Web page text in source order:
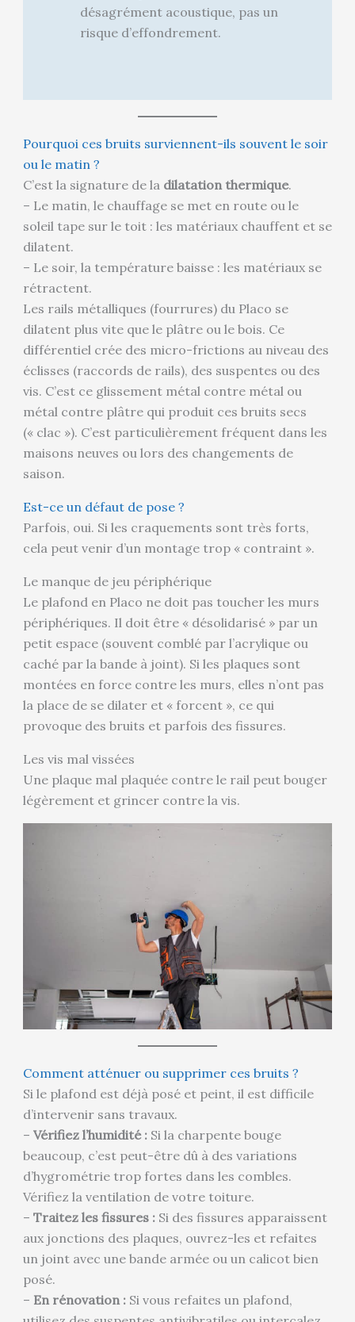
désagrément acoustique, pas un
risque d’effondrement.
Pourquoi ces bruits surviennent-ils souvent le soir
ou le matin ?
C’est la signature de la dilatation thermique.
– Le matin, le chauffage se met en route ou le
soleil tape sur le toit : les matériaux chauffent et se
dilatent.
– Le soir, la température baisse : les matériaux se
rétractent.
Les rails métalliques (fourrures) du Placo se
dilatent plus vite que le plâtre ou le bois. Ce
différentiel crée des micro-frictions au niveau des
éclisses (raccords de rails), des suspentes ou des
vis. C’est ce glissement métal contre métal ou
métal contre plâtre qui produit ces bruits secs
(« clac »). C’est particulièrement fréquent dans les
maisons neuves ou lors des changements de
saison.
Est-ce un défaut de pose ?
Parfois, oui. Si les craquements sont très forts,
cela peut venir d’un montage trop « contraint ».
Le manque de jeu périphérique
Le plafond en Placo ne doit pas toucher les murs
périphériques. Il doit être « désolidarisé » par un
petit espace (souvent comblé par l’acrylique ou
caché par la bande à joint). Si les plaques sont
montées en force contre les murs, elles n’ont pas
la place de se dilater et « forcent », ce qui
provoque des bruits et parfois des fissures.
Les vis mal vissées
Une plaque mal plaquée contre le rail peut bouger
légèrement et grincer contre la vis.
Comment atténuer ou supprimer ces bruits ?
Si le plafond est déjà posé et peint, il est difficile
d’intervenir sans travaux.
– Vérifiez l’humidité :Si la charpente bouge
beaucoup, c’est peut-être dû à des variations
d’hygrométrie trop fortes dans les combles.
Vérifiez la ventilation de votre toiture.
– Traitez les fissures :Si des fissures apparaissent
aux jonctions des plaques, ouvrez-les et refaites
un joint avec une bande armée ou un calicot bien
posé.
– En rénovation :Si vous refaites un plafond,